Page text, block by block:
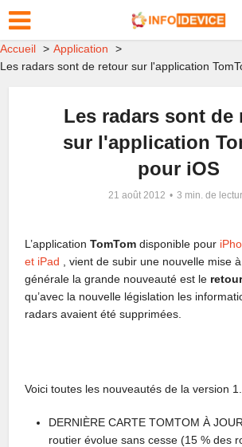
Accueil
Application
Les radars sont de retour sur l'application
Les radars sont de
sur l'application
pour iOS
21 août 2012 3 min. de
L’applicationTomTom disponible pour
et iPad , vient de subir une nouvelle mise
générale la grande nouveauté est le
qu’avec la nouvelle législation les
radars avaient été supprimées.
Voici toutes les nouveautés de la version
DERNIÈRE CARTE TOMTOM À
routier évolue sans cesse (15 % des